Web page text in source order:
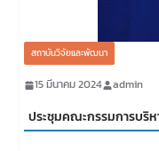
สถาบันวิจัยและพัฒนา
15 มีนาคม 2024 admin
ประชุมคณะกรรมการบริ